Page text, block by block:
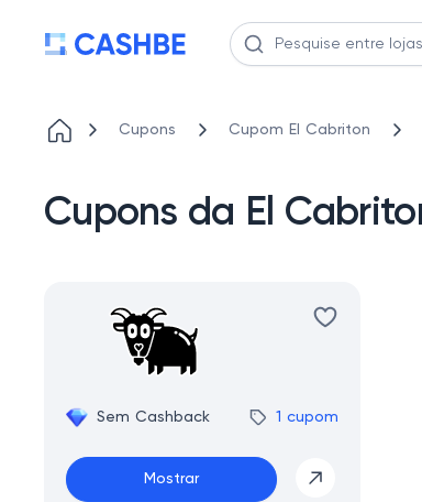
Cupons Cupom El Cabriton
Cupons da El
Sem Cashback 1 cupom
Mostrar